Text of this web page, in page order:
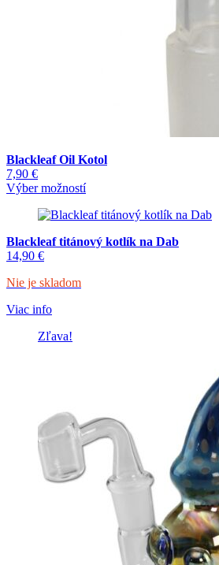
Blackleaf Oil Kotol
7,90 €
Výber možnostíTento
má
variantov.
Blackleaf titánový kotlík na Dab
14,90 €
Nie je skladom
Viac info
Zľava!